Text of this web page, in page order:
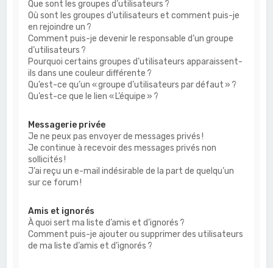
Que sont les groupes d’utilisateurs ?
Où sont les groupes d’utilisateurs et comment puis-je
en rejoindre un ?
Comment puis-je devenir le responsable d’un groupe
d’utilisateurs ?
Pourquoi certains groupes d’utilisateurs apparaissent-
ils dans une couleur différente ?
Qu’est-ce qu’un « groupe d’utilisateurs par défaut » ?
Qu’est-ce que le lien « L’équipe » ?
Messagerie privée
Je ne peux pas envoyer de messages privés !
Je continue à recevoir des messages privés non
sollicités !
J’ai reçu un e-mail indésirable de la part de quelqu’un
sur ce forum !
Amis et ignorés
À quoi sert ma liste d’amis et d’ignorés ?
Comment puis-je ajouter ou supprimer des utilisateurs
de ma liste d’amis et d’ignorés ?